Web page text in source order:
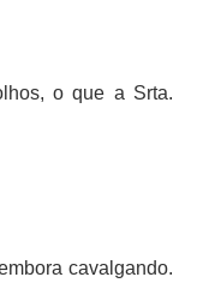
o que a Srta.
cavalgando.